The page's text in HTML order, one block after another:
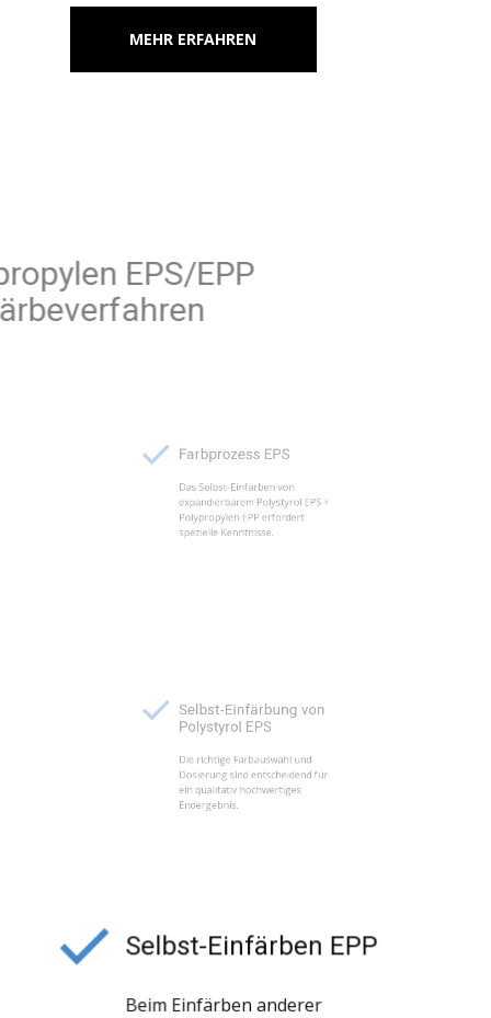
MEHR ERFAHREN
Polypropylen EPS/EPP
Färbeverfahren
expandierbarem Polystyrol EPS +
Polypropylen EPP erfordert
Polystyrol EPS
Die richtige Farbauswahl und
Dosierung sind entscheidend für
ein qualitativ hochwertiges
Selbst-Einfärben EPP
Beim Einfärben anderer